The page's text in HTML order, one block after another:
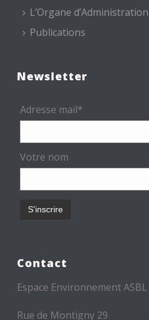
L’Organe d’Administration
Publications
Newsletter
Adresse mail*
Votre nom
Contact
Espace Environnement ASBL
Rue de Montigny 29